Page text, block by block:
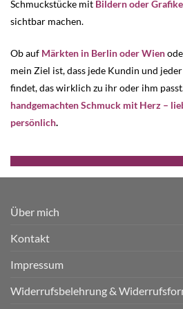
Schmuckstücke mit Bildern oder
sichtbar machen.
Ob auf Märkten in Berlin oder Wien
mein Ziel ist, dass jede Kundin und
findet, das wirklich zu ihr oder ihm
handgemachten Schmuck mit Herz –
persönlich.
Über mich
Kontakt
Impressum
Widerrufsbelehrung &